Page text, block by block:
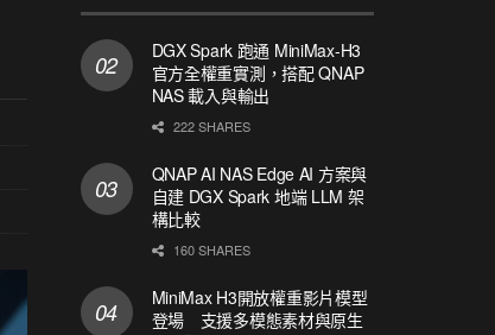
DGX Spark 跑通 MiniMax-H3
官方全權重實測，搭配 QNAP
NAS 載入與輸出
222 SHARES
QNAP AI NAS Edge AI 方案與
自建 DGX Spark 地端 LLM 架
構比較
160 SHARES
MiniMax H3開放權重影片模型
登場 支援多模態素材與原生